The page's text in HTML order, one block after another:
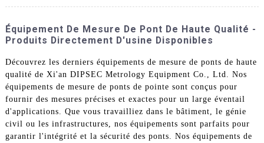
Équipement De Mesure De Pont De Haute Qualité -
Produits Directement D'usine Disponibles
Découvrez les derniers équipements de mesure de ponts de haute
qualité de Xi'an DIPSEC Metrology Equipment Co., Ltd. Nos
équipements de mesure de ponts de pointe sont conçus pour
fournir des mesures précises et exactes pour un large éventail
d'applications. Que vous travailliez dans le bâtiment, le génie
civil ou les infrastructures, nos équipements sont parfaits pour
garantir l'intégrité et la sécurité des ponts. Nos équipements de